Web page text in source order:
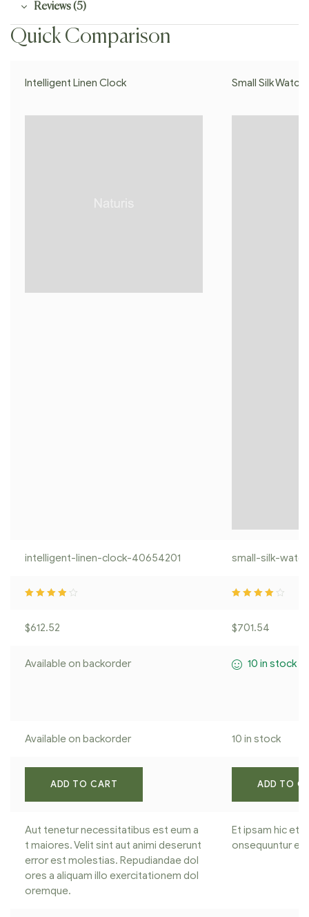
Reviews (5)
Quick Comparison
Intelligent Linen Clock Small Silk Watch
intelligent-linen-clock-40654201 small-silk-
$612.52 $701.54
Available on backorder 10 in stock
Available on backorder 10 in stock
ADD TO CART ADD TO
Aut tenetur necessitatibus est eum a
t maiores. Velit sint aut animi deserunt
error est molestias. Repudiandae dol
ores a aliquam illo exercitationem dol
oremque.
Et ipsam hic et
onsequuntur et